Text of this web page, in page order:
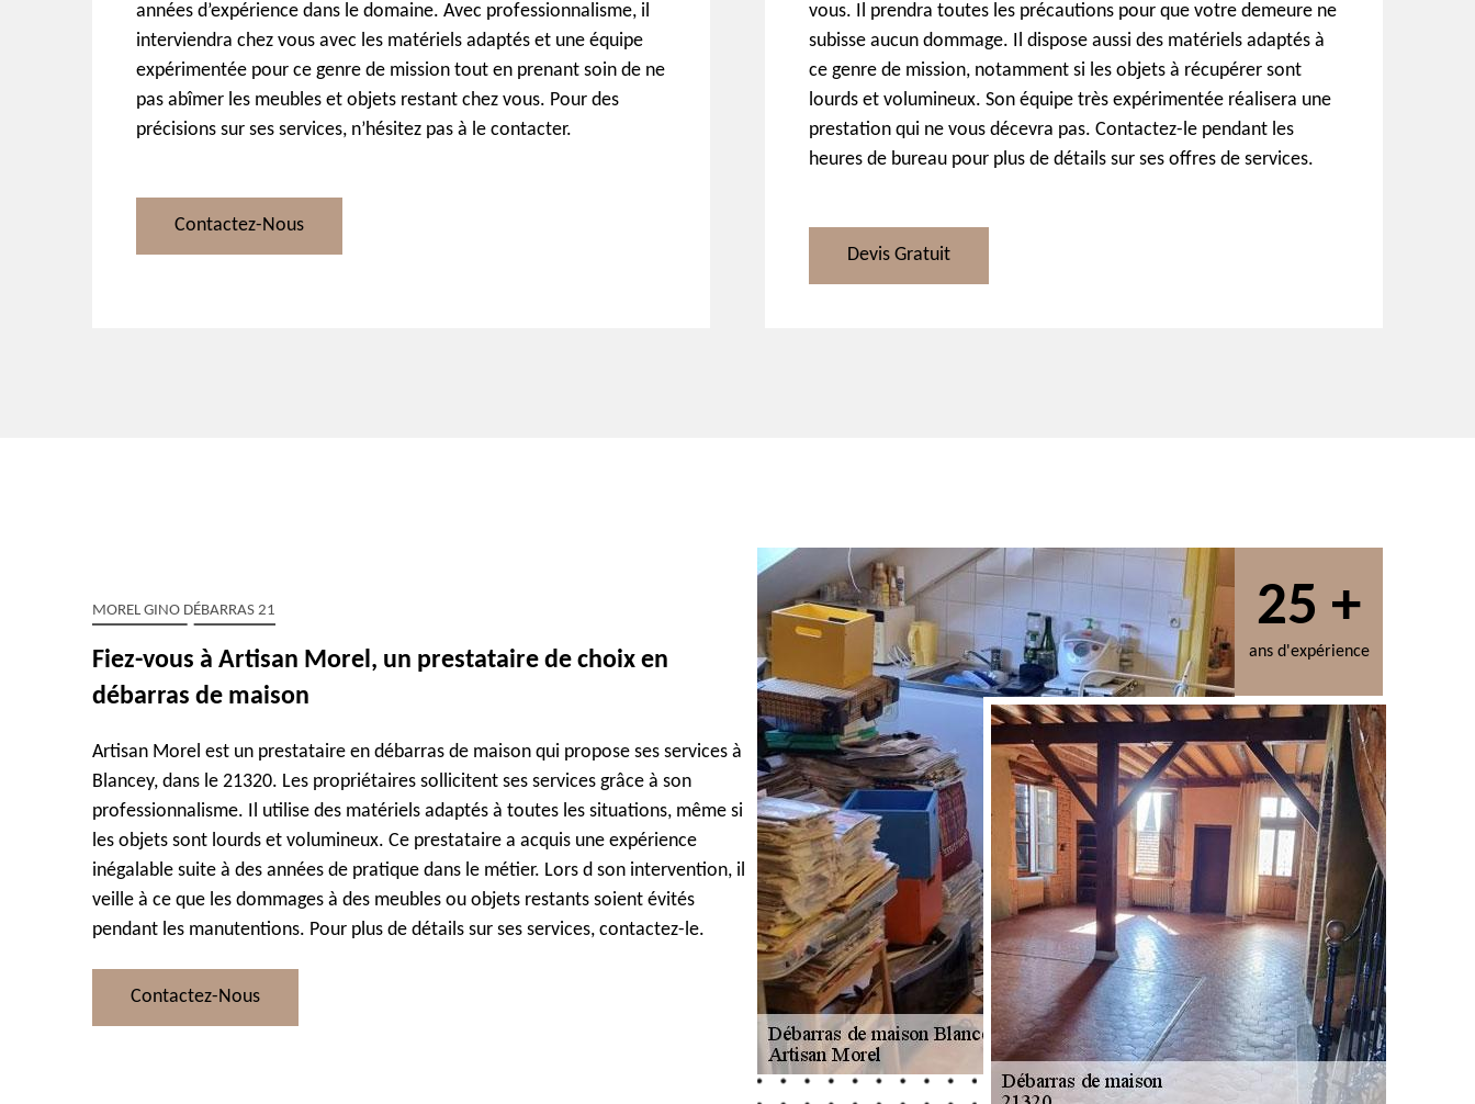
années d’expérience dans le domaine. Avec professionnalisme, il
interviendra chez vous avec les matériels adaptés et une équipe
expérimentée pour ce genre de mission tout en prenant soin de ne
pas abîmer les meubles et objets restant chez vous. Pour des
précisions sur ses services, n’hésitez pas à le contacter.
Contactez-Nous
vous. Il prendra toutes les précautions pour que votre demeure ne
subisse aucun dommage. Il dispose aussi des matériels adaptés à
ce genre de mission, notamment si les objets à récupérer sont
lourds et volumineux. Son équipe très expérimentée réalisera une
prestation qui ne vous décevra pas. Contactez-le pendant les
heures de bureau pour plus de détails sur ses offres de services.
Devis Gratuit
MOREL GINO DÉBARRAS 21
Fiez-vous à Artisan Morel, un prestataire de choix en
débarras de maison
Artisan Morel est un prestataire en débarras de maison qui propose ses services à
Blancey, dans le 21320. Les propriétaires sollicitent ses services grâce à son
professionnalisme. Il utilise des matériels adaptés à toutes les situations, même si
les objets sont lourds et volumineux. Ce prestataire a acquis une expérience
inégalable suite à des années de pratique dans le métier. Lors d son intervention, il
veille à ce que les dommages à des meubles ou objets restants soient évités
pendant les manutentions. Pour plus de détails sur ses services, contactez-le.
Contactez-Nous
25 +
ans d'expérience